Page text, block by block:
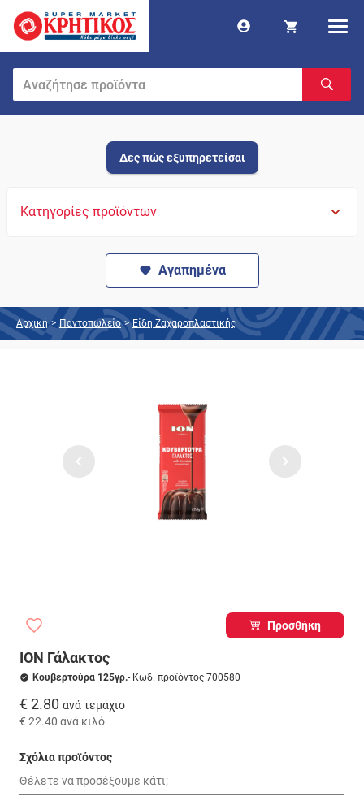
Δες πώς εξυπηρετείσαι
Κατηγορίες προϊόντων
Αγαπημένα
Αρχική > Παντοπωλείο > Είδη Ζαχαροπλαστικής
Προσθήκη
ΙΟΝ Γάλακτος
Κουβερτούρα 125γρ.- Κωδ. προϊόντος 700580
€ 2.80 ανά τεμάχιο
€ 22.40 ανά κιλό
Σχόλια προϊόντος